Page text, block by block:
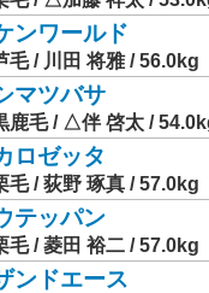
ンワールド
毛 / 川田 将雅 / 56.0kg
マツバサ
鹿毛 / △伴 啓太 /
ロゼッタ
毛 / 荻野 琢真 / 57.0kg
テッパン
毛 / 菱田 裕二 / 57.0kg
ンドエース